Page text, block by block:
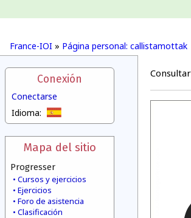
France-IOI » Página personal: callistamottak
Conexión
Conectarse
Idioma:
Mapa del sitio
Progresser
Cursos y ejercicios
Ejercicios
Foro de asistencia
Clasificación